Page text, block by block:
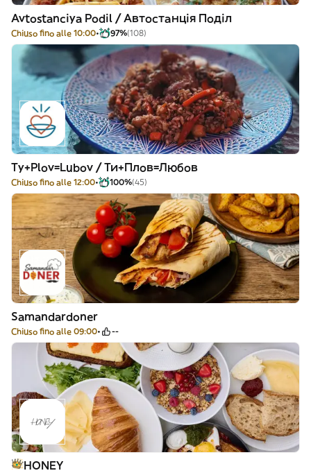
Avtostanciya Podil / Автостанція Поділ
Chiuso fino alle 10:00 97%(108)
Ty+Plov=Lubov / Ти+Плов=Любов
Chiuso fino alle 12:00 100%(45)
Samandardoner
Chiuso fino alle 09:00 --
HONEY